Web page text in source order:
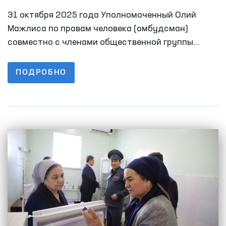
человека в ряде закрытых учреждений
Ферганы
31 октября 2025 года Уполномоченный Олий
Мажлиса по правам человека (омбудсман)
совместно с членами общественной группы
учреждений Ферганской области, где
содержатся лица с ограниченной свободой
ПОДРОБНО